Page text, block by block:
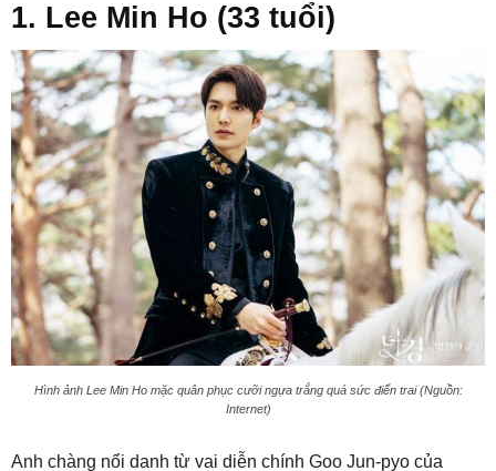
1. Lee Min Ho (33 tuổi)
Hình ảnh Lee Min Ho mặc quân phục cưỡi ngựa trắng quá sức điển trai (Nguồn:
Internet)
Anh chàng nổi danh từ vai diễn chính Goo Jun-pyo của